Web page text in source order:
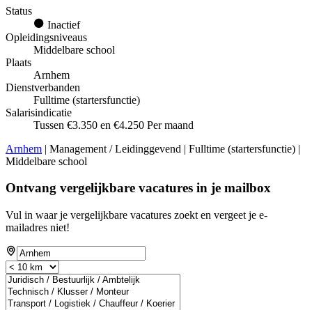
Status
Inactief
Opleidingsniveaus
Middelbare school
Plaats
Arnhem
Dienstverbanden
Fulltime (startersfunctie)
Salarisindicatie
Tussen €3.350 en €4.250 Per maand
Arnhem | Management / Leidinggevend | Fulltime (startersfunctie) |
Middelbare school
Ontvang vergelijkbare vacatures in je mailbox
Vul in waar je vergelijkbare vacatures zoekt en vergeet je e-
mailadres niet!